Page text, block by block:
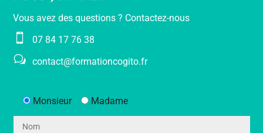
Vous avez des questions ? Contactez-nous
 07 84 17 76 38
w contact@formationcogito.fr
Monsieur Madame